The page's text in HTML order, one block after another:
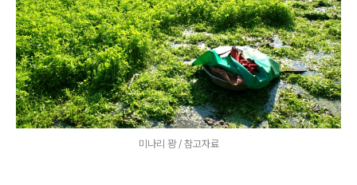
미나리 꽝 / 참고자료